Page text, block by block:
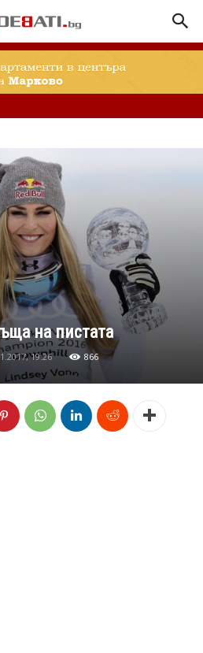
на пистата
19:26 866